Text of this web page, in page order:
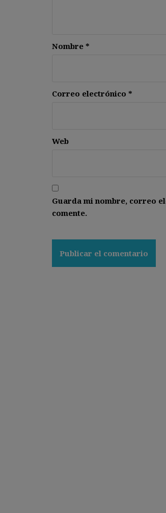
Nombre *
Correo electrónico *
Web
Guarda mi nombre, correo
comente.